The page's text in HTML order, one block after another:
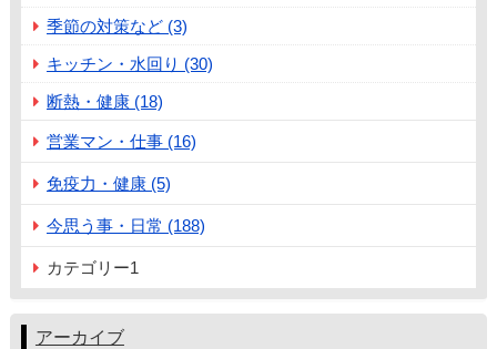
季節の対策など (3)
キッチン・水回り (30)
断熱・健康 (18)
営業マン・仕事 (16)
免疫力・健康 (5)
今思う事・日常 (188)
カテゴリー1
アーカイブ